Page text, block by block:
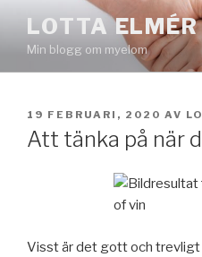
innehåll
LOTTA ELMÉR
Min blogg om myelom
PUBLICERAT
19 FEBRUARI, 2020 AV
Att tänka på när
Visst är det gott och trevligt